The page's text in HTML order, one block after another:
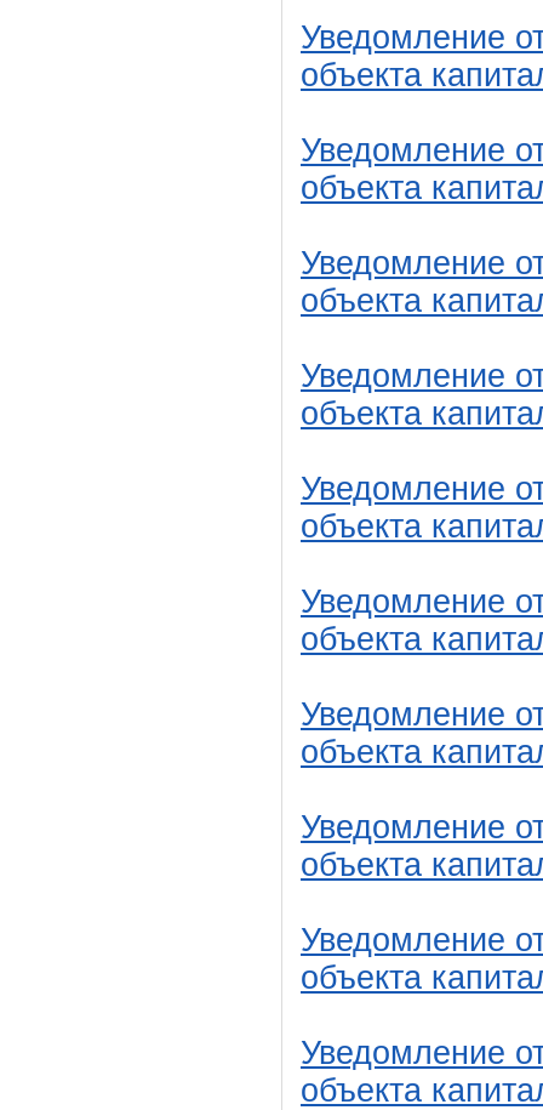
Уведомление
объекта
Уведомление
объекта
Уведомление
объекта
Уведомление
объекта
Уведомление
объекта
Уведомление
объекта
Уведомление
объекта
Уведомление
объекта
Уведомление
объекта
Уведомление
объекта